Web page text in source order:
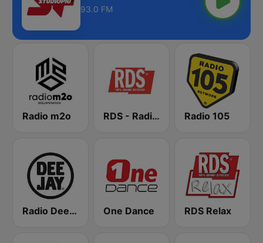
93.0 FM
Radio m2o RDS - Radio Dimensione Suono Radio 105
Radio Deejay One Dance RDS Relax